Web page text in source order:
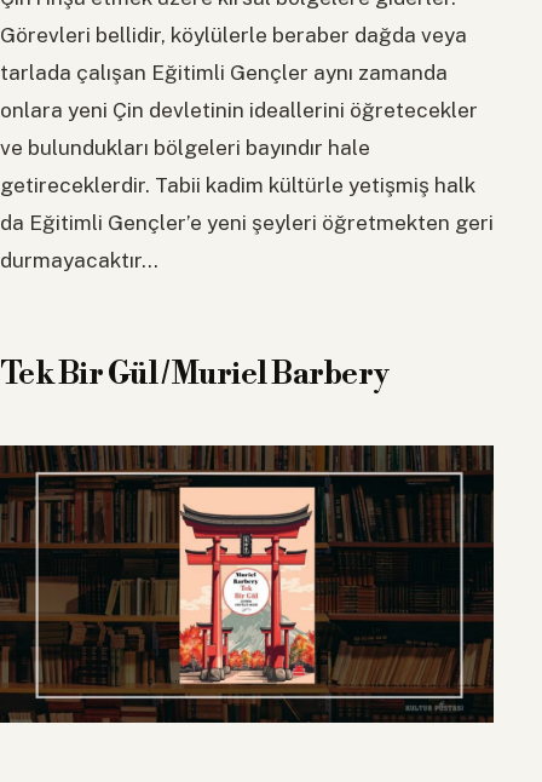
Görevleri bellidir, köylülerle beraber dağda veya
tarlada çalışan Eğitimli Gençler aynı zamanda
onlara yeni Çin devletinin ideallerini öğretecekler
ve bulundukları bölgeleri bayındır hale
getireceklerdir. Tabii kadim kültürle yetişmiş halk
da Eğitimli Gençler’e yeni şeyleri öğretmekten geri
durmayacaktır…
Tek Bir Gül / Muriel Barbery